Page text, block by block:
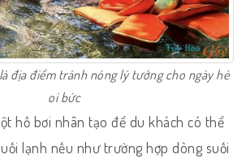
địa điểm tránh nóng lý tưởng cho ngày hè
oi bức
hồ bơi nhân tạo để du khách có thể
lạnh nếu như trường hợp dòng suối